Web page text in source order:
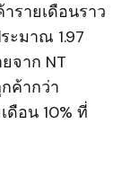
ารายเดือนราว
ะมาณ 1.97
จาก NT
ค้ากว่า
ดือน 10% ที่